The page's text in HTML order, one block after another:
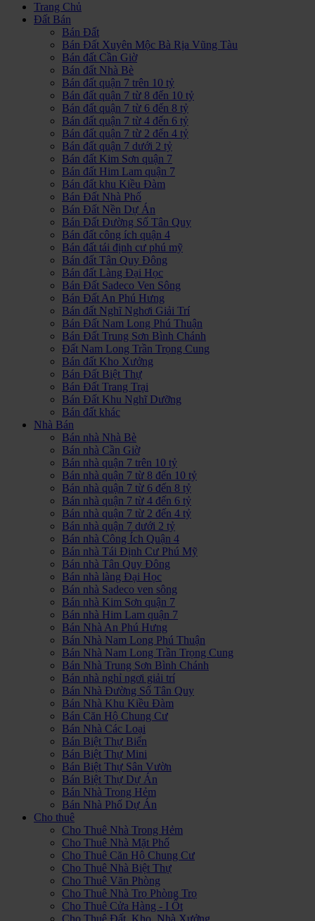
Trang Chủ
Đất Bán
Bán Đất
Bán Đất Xuyên Mộc Bà Rịa Vũng Tàu
Bán đất Cần Giờ
Bán đất Nhà Bè
Bán đất quận 7 trên 10 tỷ
Bán đất quận 7 từ 8 đến 10 tỷ
Bán đất quận 7 từ 6 đến 8 tỷ
Bán đất quận 7 từ 4 đến 6 tỷ
Bán đất quận 7 từ 2 đến 4 tỷ
Bán đất quận 7 dưới 2 tỷ
Bán đất Kim Sơn quận 7
Bán đất Him Lam quận 7
Bán đất khu Kiều Đàm
Bán Đất Nhà Phố
Bán Đất Nền Dự Án
Bán Đất Đường Số Tân Quy
Bán đất công ích quận 4
Bán đất tái định cư phú mỹ
Bán đất Tân Quy Đông
Bán đất Làng Đại Học
Bán Đất Sadeco Ven Sông
Bán Đất An Phú Hưng
Bán đất Nghĩ Nghơi Giải Trí
Bán Đất Nam Long Phú Thuận
Bán Đất Trung Sơn Bình Chánh
Đất Nam Long Trần Trọng Cung
Bán đất Kho Xưởng
Bán Đất Biệt Thự
Bán Đất Trang Trại
Bán Đất Khu Nghĩ Dưỡng
Bán đất khác
Nhà Bán
Bán nhà Nhà Bè
Bán nhà Cần Giờ
Bán nhà quận 7 trên 10 tỷ
Bán nhà quận 7 từ 8 đến 10 tỷ
Bán nhà quận 7 từ 6 đến 8 tỷ
Bán nhà quận 7 từ 4 đến 6 tỷ
Bán nhà quận 7 từ 2 đến 4 tỷ
Bán nhà quận 7 dưới 2 tỷ
Bán nhà Công Ích Quận 4
Bán nhà Tái Định Cư Phú Mỹ
Bán nhà Tân Quy Đông
Bán nhà làng Đại Học
Bán nhà Sadeco ven sông
Bán nhà Kim Sơn quận 7
Bán nhà Him Lam quận 7
Bán Nhà An Phú Hưng
Bán Nhà Nam Long Phú Thuận
Bán Nhà Nam Long Trần Trọng Cung
Bán Nhà Trung Sơn Bình Chánh
Bán nhà nghỉ ngơi giải trí
Bán Nhà Đường Số Tân Quy
Bán Nhà Khu Kiều Đàm
Bán Căn Hộ Chung Cư
Bán Nhà Các Loại
Bán Biệt Thự Biển
Bán Biệt Thự Mini
Bán Biệt Thự Sân Vườn
Bán Biệt Thự Dự Án
Bán Nhà Trong Hẻm
Bán Nhà Phố Dự Án
Cho thuê
Cho Thuê Nhà Trong Hẻm
Cho Thuê Nhà Mặt Phố
Cho Thuê Căn Hộ Chung Cư
Cho Thuê Nhà Biệt Thự
Cho Thuê Văn Phòng
Cho Thuê Nhà Trọ Phòng Trọ
Cho Thuê Cửa Hàng - I Ốt
Cho Thuê Đất, Kho, Nhà Xưởng